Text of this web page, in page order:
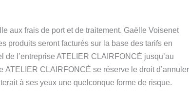
aux frais de port et de traitement. Gaëlle Voisenet
produits seront facturés sur la base des tarifs en
l’entreprise ATELIER CLAIRFONCÉ jusqu’au
CLAIRFONCÉ se réserve le droit d’annuler
à ses yeux une quelconque forme de risque.